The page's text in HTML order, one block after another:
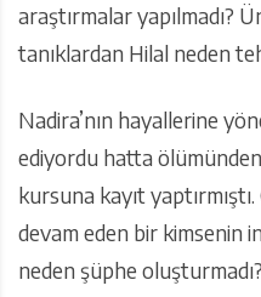
araştırmalar yapılmadı?
tanıklardan Hilal neden
Nadira’nın hayallerine
ediyordu hatta
kursuna kayıt
devam eden bir kimsenin
neden şüphe oluşturmadı?